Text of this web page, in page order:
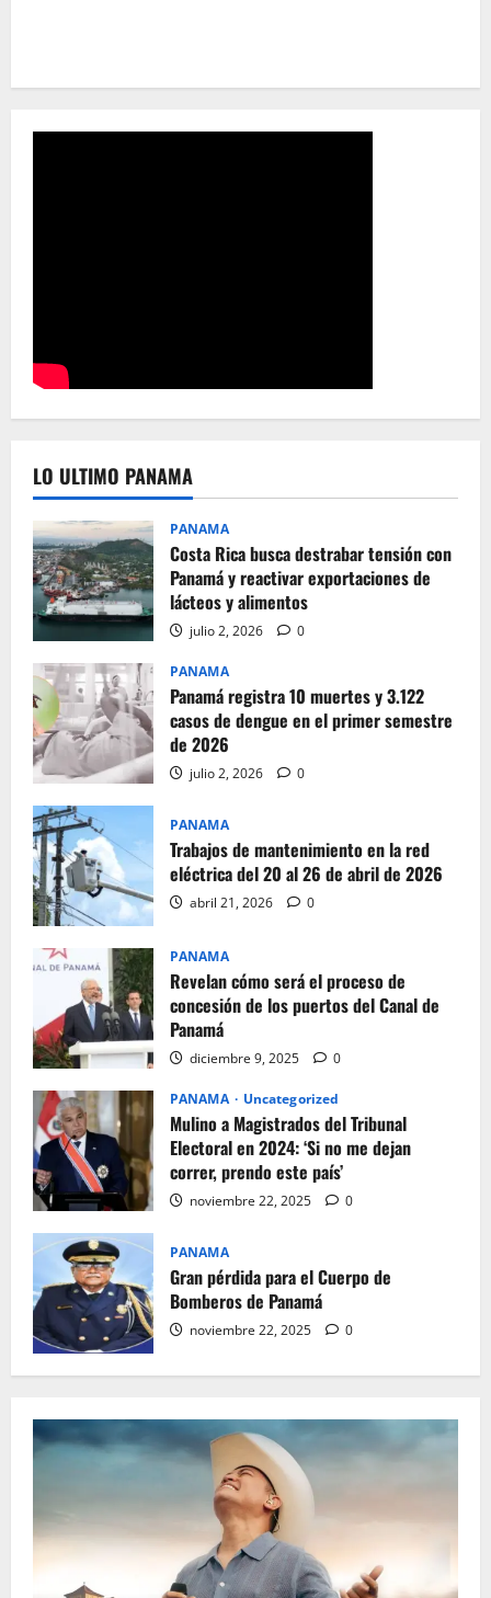
LO ULTIMO PANAMA
PANAMA
Costa Rica busca destrabar tensión con
Panamá y reactivar exportaciones de
lácteos y alimentos
julio 2, 2026 0
PANAMA
Panamá registra 10 muertes y 3.122
casos de dengue en el primer semestre
de 2026
julio 2, 2026 0
PANAMA
Trabajos de mantenimiento en la red
eléctrica del 20 al 26 de abril de 2026
abril 21, 2026 0
PANAMA
Revelan cómo será el proceso de
concesión de los puertos del Canal de
Panamá
diciembre 9, 2025 0
PANAMA Uncategorized
Mulino a Magistrados del Tribunal
Electoral en 2024: ‘Si no me dejan
correr, prendo este país’
noviembre 22, 2025 0
PANAMA
Gran pérdida para el Cuerpo de
Bomberos de Panamá
noviembre 22, 2025 0